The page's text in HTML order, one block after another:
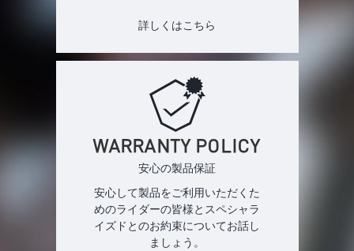
詳しくはこちら
WARRANTY POLICY
安心の製品保証
安心して製品をご利用いただくた
めのライダーの皆様とスペシャラ
イズドとのお約束についてお話し
ましょう。